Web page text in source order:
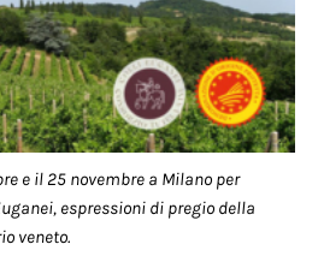
e il 25 novembre a Milano per
espressioni di pregio della
veneto.